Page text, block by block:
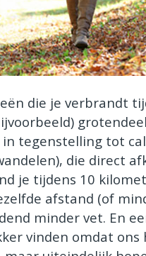
die je verbrandt
tegenstelling tot
die direct
je tijdens 10
afstand (of
minder vet. En
vinden omdat